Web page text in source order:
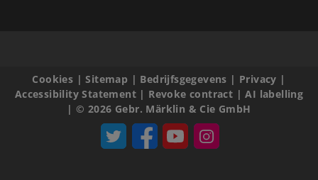
Cookies |Sitemap | Bedrijfsgegevens | Privacy |
Accessibility Statement| Revoke contract |AI labelling
|© 2026 Gebr. Märklin & Cie GmbH